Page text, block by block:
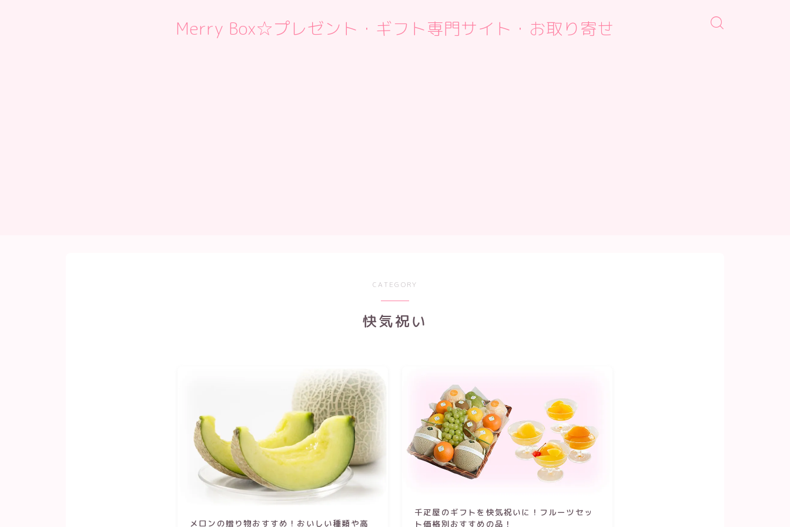
Merry Box☆プレゼント・ギフト専門サイト・お取り寄せ
CATEGORY
快気祝い
メロンの贈り物おすすめ！おいしい種類や高
千疋屋のギフトを快気祝いに！フルーツセッ
ト価格別おすすめの品！